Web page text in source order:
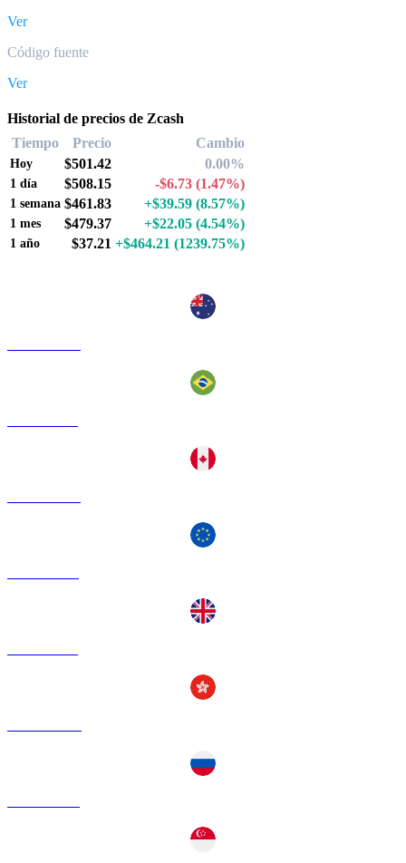
Ver
Código fuente
Ver
Historial de precios de Zcash
Tiempo
Precio Cambio
Hoy $501.42 0.00%
1 día $508.15 -$6.73 (1.47%)
1 semana $461.83 +$39.59 (8.57%)
1 mes $479.37 +$22.05 (4.54%)
1 año $37.21 +$464.21 (1239.75%)